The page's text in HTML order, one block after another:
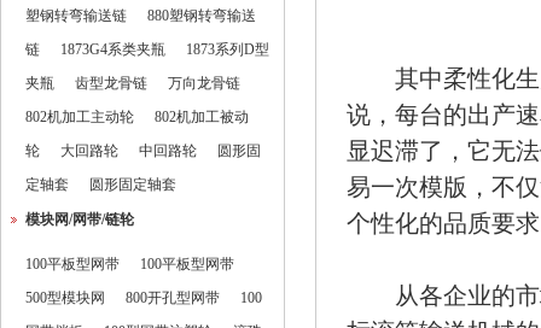
塑钢转弯输送链
880塑钢转弯输送
链
1873G4系类夹瓶
1873系列D型
夹瓶
齿型龙骨链
万向龙骨链
802机加工主动轮
802机加工被动
轮
大回路轮 中回路轮
圆形固
定轴套
圆形固定轴套
模块网/网带/链轮
100平板型网带
100平板型网带
500型模块网
800开孔型网带
100
其中柔性化生
说，每台的出产
显迟滞了，它无
易一次模版，不
个性化的品质要
从各企业的市